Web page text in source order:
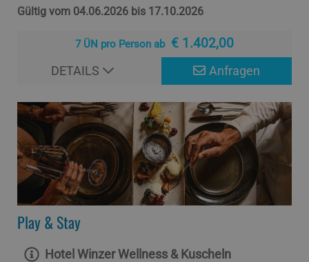
Gültig vom 04.06.2026 bis 17.10.2026
7 ÜN pro Person ab € 1.402,00
Anfragen
DETAILS
Play & Stay
Hotel Winzer Wellness & Kuscheln